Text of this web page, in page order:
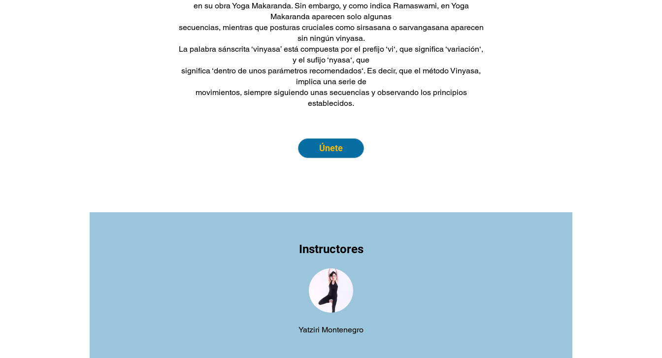
en su obra Yoga Makaranda. Sin embargo, y como indica Ramaswami, en Yoga
Makaranda aparecen solo algunas
secuencias, mientras que posturas cruciales como sirsasana o sarvangasana aparecen
sin ningún vinyasa.
La palabra sánscrita ‘vinyasa’ está compuesta por el prefijo ‘vi‘, que significa ‘variación‘,
y el sufijo ‘nyasa‘, que
significa ‘dentro de unos parámetros recomendados‘. Es decir, que el método Vinyasa,
implica una serie de
movimientos, siempre siguiendo unas secuencias y observando los principios
establecidos.
Únete
Instructores
Yatziri Montenegro